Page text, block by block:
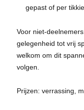
gepast of per
Voor niet-
gelegenheid tot vrij
welkom om dit
volgen.
Prijzen: verrassing,